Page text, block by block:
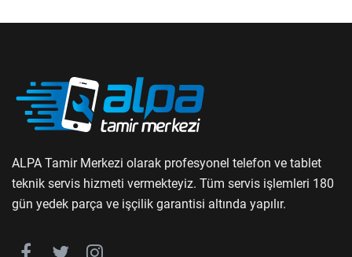
ALPA Tamir Merkezi olarak profesyonel telefon ve tablet
teknik servis hizmeti vermekteyiz. Tüm servis işlemleri 180
gün yedek parça ve işçilik garantisi altında yapılır.